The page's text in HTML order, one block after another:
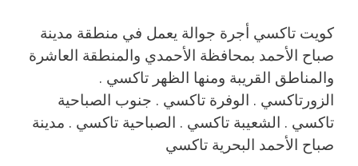
كويت تاكسي أجرة جوالة يعمل في منطقة مدينة
صباح الأحمد بمحافظة الأحمدي والمنطقة العاشرة
والمناطق القريبة ‎ومنها الظهر تاكسي .
الزورتاكسي . الوفرة تاكسي . جنوب الصباحية
تاكسي . الشعيبة تاكسي . الصباحية تاكسي . مدينة
صباح الأحمد البحرية تاكسي